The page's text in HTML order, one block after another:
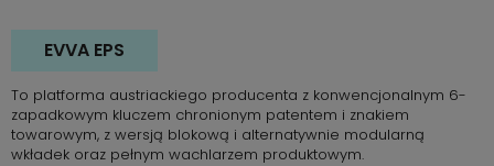
EVVA EPS
To platforma austriackiego producenta z konwencjonalnym 6-
zapadkowym kluczem chronionym patentem i znakiem
towarowym, z wersją blokową i alternatywnie modularną
wkładek oraz pełnym wachlarzem produktowym.